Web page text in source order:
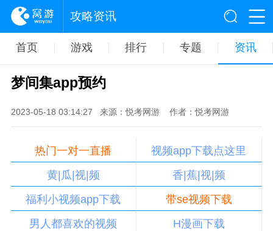
攻略资讯
首页 游戏 排行 专题 资讯
梦间集app预约
2023-05-18 03:14:27 来源：悦考网游 作者：悦考网游
热门一对一直播
视频app下载点这里
黄|瓜|视|频
香|蕉|视|频
福利小视频app下载
带se视频下载
男人都喜欢的视频
H漫画下载